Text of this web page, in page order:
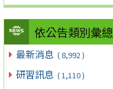
依公告類別彙總
最新消息 ( 8,992 )
研習訊息 ( 1,110 )